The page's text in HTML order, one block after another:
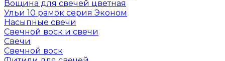
Вощина для свечей цветная
Ульи 10 рамок серия Эконом
Насыпные свечи
Свечной воск и свечи
Свечи
Свечной воск